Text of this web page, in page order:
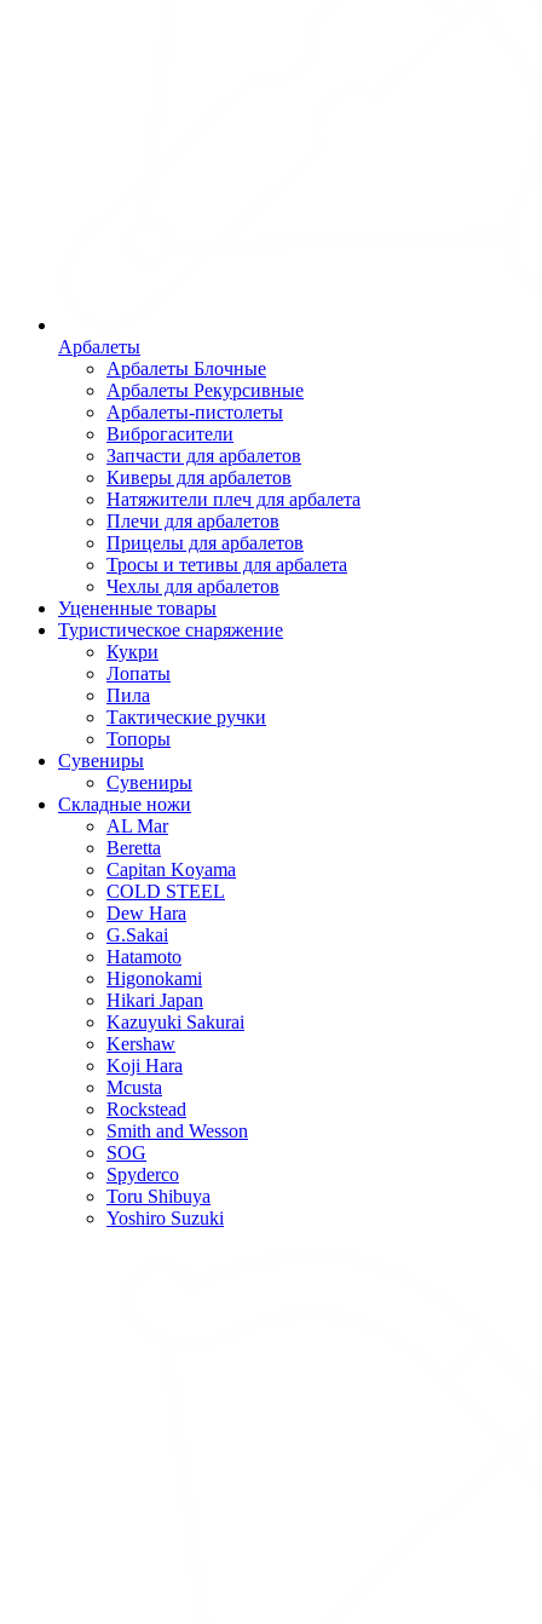
Арбалеты
Арбалеты Блочные
Арбалеты Рекурсивные
Арбалеты-пистолеты
Виброгасители
Запчасти для арбалетов
Киверы для арбалетов
Натяжители плеч для арбалета
Плечи для арбалетов
Прицелы для арбалетов
Тросы и тетивы для арбалета
Чехлы для арбалетов
Уцененные товары
Туристическое снаряжение
Кукри
Лопаты
Пила
Тактические ручки
Топоры
Сувениры
Сувениры
Складные ножи
AL Mar
Beretta
Capitan Koyama
COLD STEEL
Dew Hara
G.Sakai
Hatamoto
Higonokami
Hikari Japan
Kazuyuki Sakurai
Kershaw
Koji Hara
Mcusta
Rockstead
Smith and Wesson
SOG
Spyderco
Toru Shibuya
Yoshiro Suzuki